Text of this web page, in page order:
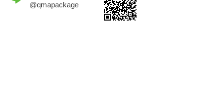
@qmapackage